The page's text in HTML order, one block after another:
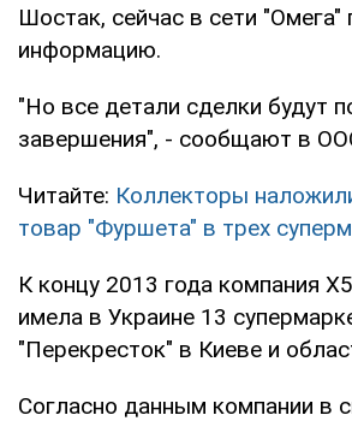
Шостак, сейчас в сети
информацию.
"Но все детали сделки будут
завершения", - сообщают в
Читайте: Коллекторы
товар "Фуршета" в трех
К концу 2013 года компания
имела в Украине 13
"Перекресток" в Киеве и
Согласно данным компании в